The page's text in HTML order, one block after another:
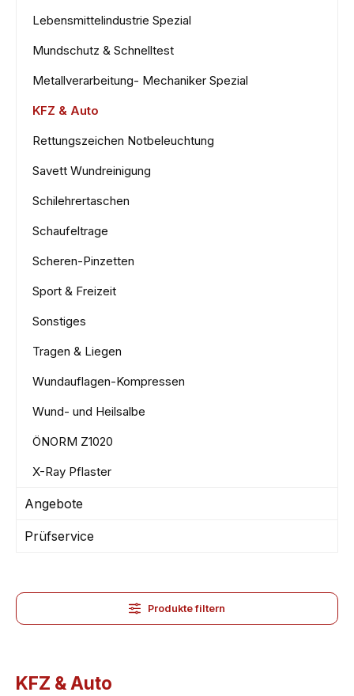
Lebensmittelindustrie Spezial
Mundschutz & Schnelltest
Metallverarbeitung- Mechaniker Spezial
KFZ & Auto
Rettungszeichen Notbeleuchtung
Savett Wundreinigung
Schilehrertaschen
Schaufeltrage
Scheren-Pinzetten
Sport & Freizeit
Sonstiges
Tragen & Liegen
Wundauflagen-Kompressen
Wund- und Heilsalbe
ÖNORM Z1020
X-Ray Pflaster
Angebote
Prüfservice
Produkte filtern
KFZ & Auto